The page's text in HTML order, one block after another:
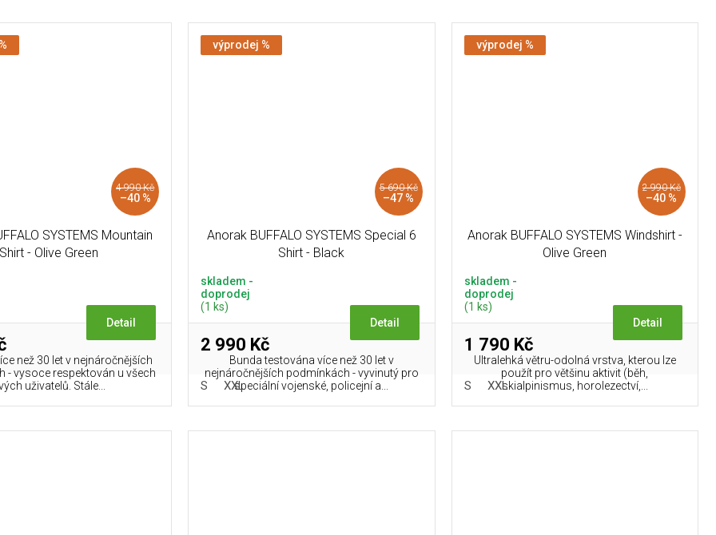
4 990 Kč
–40 %
SYSTEMS Mountain
Shirt - Olive Green
Detail
než 30 let v nejnáročnějších
- vysoce respektován u všech
uživatelů. Stále...
výprodej %
5 690 Kč
–47 %
Anorak BUFFALO SYSTEMS Special 6
Shirt - Black
skladem -
doprodej
(1 ks)
2 990 Kč
Detail
Bunda testována více než 30 let v
nejnáročnějších podmínkách - vyvinutý pro
speciální vojenské, policejní a...
S XXL
výprodej %
2 990 Kč
–40 %
Anorak BUFFALO SYSTEMS Windshirt -
Olive Green
skladem -
doprodej
(1 ks)
1 790 Kč
Detail
Ultralehká větru-odolná vrstva, kterou lze
použít pro většinu aktivit (běh,
skialpinismus, horolezectví,...
S XXL